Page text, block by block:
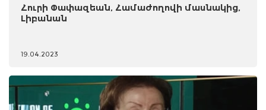
Հուրի Փափազեան, Համաժողովի մասնակից,
Լիբանան
19.04.2023